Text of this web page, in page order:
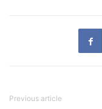
Previous article